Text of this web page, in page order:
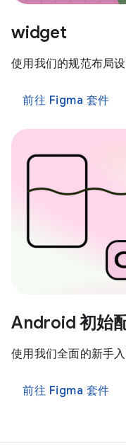
widget
使用我们的规范布局
前往 Figma 套件
Android 初始
使用我们全面的新手
前往 Figma 套件